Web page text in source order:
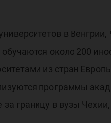
в
около 200
из стран
программы
за границу в вузы